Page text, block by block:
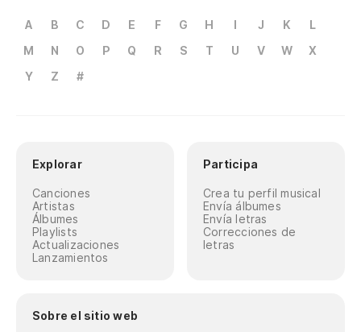
A B C D E F G H I J K
L
M
N O P Q R S T U V W
X
Y
Z #
Explorar
Canciones
Artistas
Álbumes
Playlists
Actualizaciones
Lanzamientos
Participa
Crea tu perfil musical
Envía álbumes
Envía letras
Correcciones de
letras
Sobre el sitio web